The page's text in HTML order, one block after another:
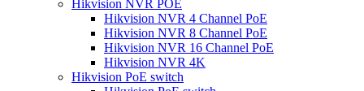
Hikvision NVR POE
Hikvision NVR 4 Channel PoE
Hikvision NVR 8 Channel PoE
Hikvision NVR 16 Channel PoE
Hikvision NVR 4K
Hikvision PoE switch